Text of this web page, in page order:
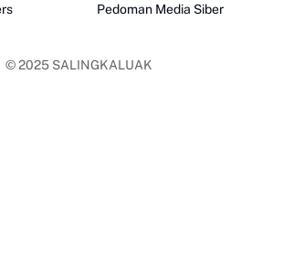
Pedoman Media Siber
© 2025 SALINGKALUAK